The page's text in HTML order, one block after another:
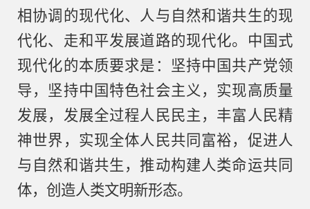
相协调的现代化、人与自然和谐共生的现
代化、走和平发展道路的现代化。中国式
现代化的本质要求是：坚持中国共产党领
导，坚持中国特色社会主义，实现高质量
发展，发展全过程人民民主，丰富人民精
神世界，实现全体人民共同富裕，促进人
与自然和谐共生，推动构建人类命运共同
体，创造人类文明新形态。